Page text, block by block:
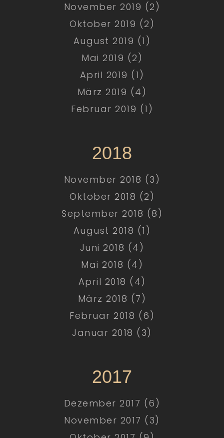
November 2019 (2)
Oktober 2019 (2)
August 2019 (1)
Mai 2019 (2)
April 2019 (1)
März 2019 (4)
Februar 2019 (1)
2018
November 2018 (3)
Oktober 2018 (2)
September 2018 (8)
August 2018 (1)
Juni 2018 (4)
Mai 2018 (4)
April 2018 (4)
März 2018 (7)
Februar 2018 (6)
Januar 2018 (3)
2017
Dezember 2017 (6)
November 2017 (3)